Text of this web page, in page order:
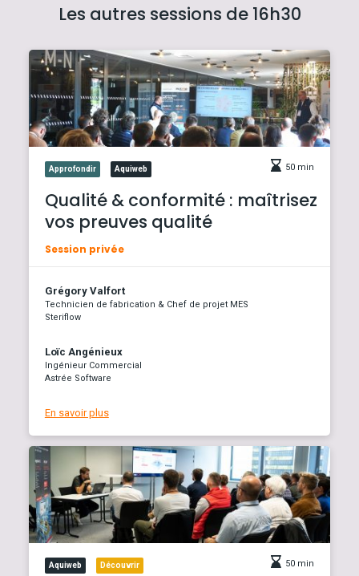
Les autres sessions de 16h30
Approfondir Aquiweb 50 min
Qualité & conformité : maîtrisez
vos preuves qualité
Session privée
Grégory Valfort
Technicien de fabrication & Chef de projet MES
Steriflow
Loïc Angénieux
Ingénieur Commercial
Astrée Software
En savoir plus
Aquiweb Découvrir 50 min